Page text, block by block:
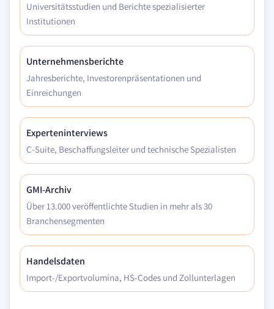
Universitätsstudien und Berichte spezialisierter
Institutionen
Unternehmensberichte
Jahresberichte, Investorenpräsentationen und
Einreichungen
Experteninterviews
C-Suite, Beschaffungsleiter und technische Spezialisten
GMI-Archiv
Über 13.000 veröffentlichte Studien in mehr als 30
Branchensegmenten
Handelsdaten
Import-/Exportvolumina, HS-Codes und Zollunterlagen